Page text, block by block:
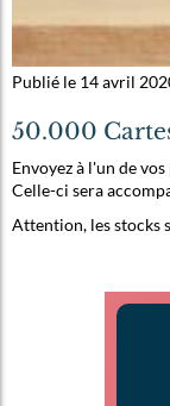
Publié le 14 avril
50.000
Envoyez à l'un de
Celle-ci sera
Attention, les stocks